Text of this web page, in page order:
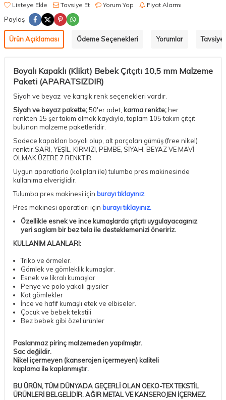
Listeye Ekle Tavsiye Et Yorum Yap Fiyat Alarmı
Paylaş
Ürün Açıklaması Ödeme Seçenekleri Yorumlar Tavsiye
Boyalı Kapaklı (Klikıt) Bebek Çıtçıtı 10,5 mm Malzeme
Paketi (APARATSIZDIR)
Siyah ve beyaz ve karışık renk seçenekleri vardır.
Siyah ve beyaz pakette;50'er adet, karma renkte;her
renkten 15 şer takım olmak kaydıyla, toplam 105 takım çıtçıt
bulunan malzeme paketleridir.
Sadece kapakları boyalı olup, alt parçaları gümüş (free nikel)
renktir.SARI, YEŞİL, KIRMIZI, PEMBE, SİYAH, BEYAZ VE MAVİ
OLMAK ÜZERE 7 RENKTİR.
Uygun aparatlarla (kalıpları ile) tulumba pres makinesinde
kullanıma elverişlidir.
Tulumba pres makinesi için burayı tıklayınız
Pres makinesi aparatları için burayı tıklayınız.
Özellikle esnek ve ince kumaşlarda çıtçıtı uygulayacagınız
yerisaglam bir bez tela ile desteklemenizi öneririz.
KULLANIM ALANLARI:
Triko ve örmeler.
Gömlek ve gömleklik kumaşlar.
Esnek ve likralı kumaşlar
Penye ve polo yakalı giysiler
Kot gömlekler
İnce ve hafif kumaşlı etek ve elbiseler.
Çocuk ve bebek tekstili
Bez bebek gibi özel ürünler
Paslanmaz pirinç malzemeden yapılmıştır.
Sac değildir.
Nikel içermeyen (kanserojen içermeyen) kaliteli
kaplama ile kaplanmıştır.
BU ÜRÜN, TÜM DÜNYADA GEÇERLİ OLAN OEKO-TEX TEKSTİL
ÜRÜNLERİ BELGELİDİR. AĞIR METAL VE KANSEROJEN İÇERMEZ.